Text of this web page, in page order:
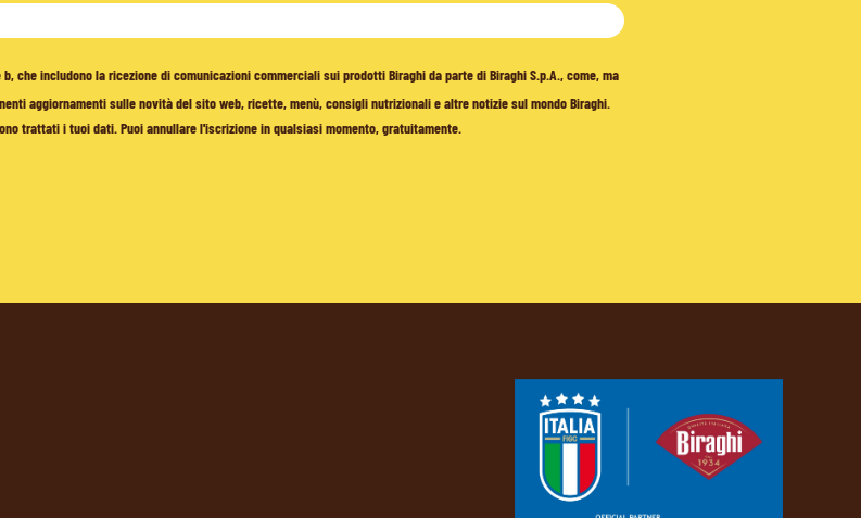
che includono la ricezione di comunicazioni commerciali sui prodotti Biraghi da parte di Biraghi S.p.A., come, ma
aggiornamenti sulle novità del sito web, ricette, menù, consigli nutrizionali e altre notizie sul mondo Biraghi.
trattati i tuoi dati. Puoi annullare l'iscrizione in qualsiasi momento, gratuitamente.